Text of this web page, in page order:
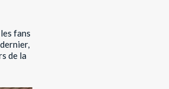
fans
de la